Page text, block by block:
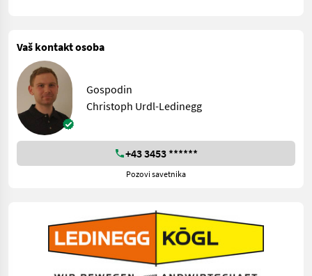
Vaš kontakt osoba
Gospodin
Christoph Urdl-Ledinegg
+43 3453 ******
Pozovi savetnika